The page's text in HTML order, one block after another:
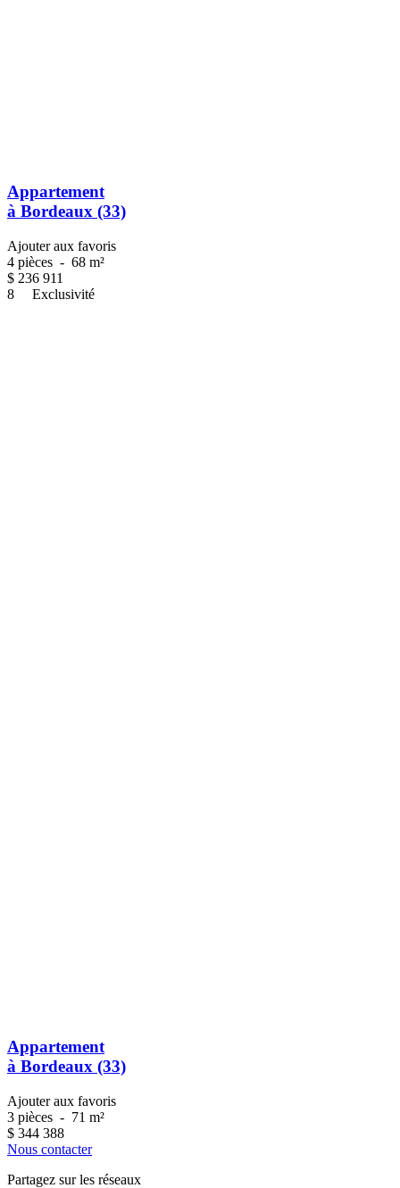
Appartement
à Bordeaux (33)
Ajouter aux favoris
4 pièces - 68 m²
$ 236 911
8
Exclusivité
Appartement
à Bordeaux (33)
Ajouter aux favoris
3 pièces - 71 m²
$ 344 388
Nous contacter
Partagez sur les réseaux